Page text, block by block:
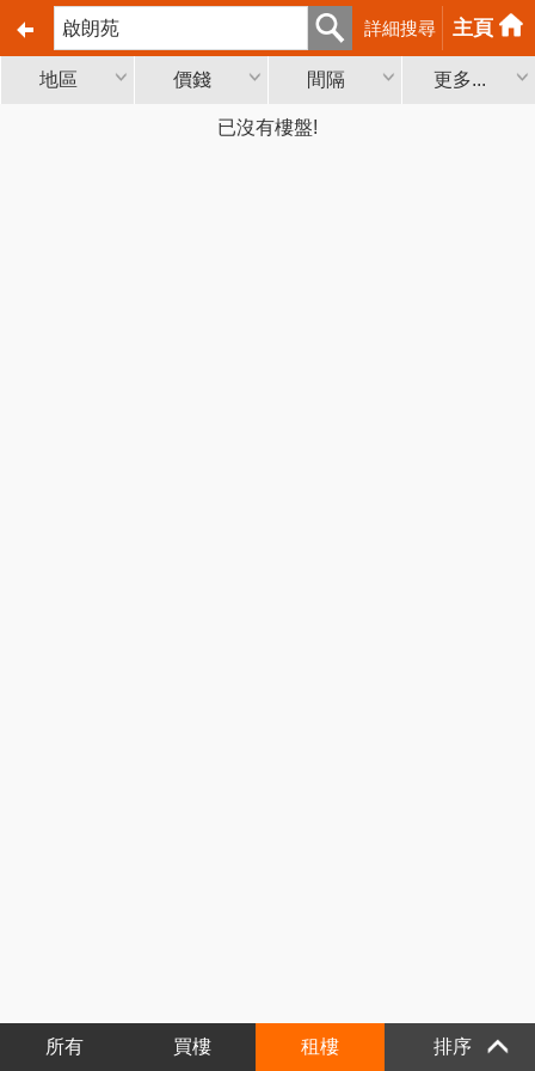
詳細搜尋 主頁
地區 價錢 間隔 更多...
已沒有樓盤!
所有 買樓 租樓 排序